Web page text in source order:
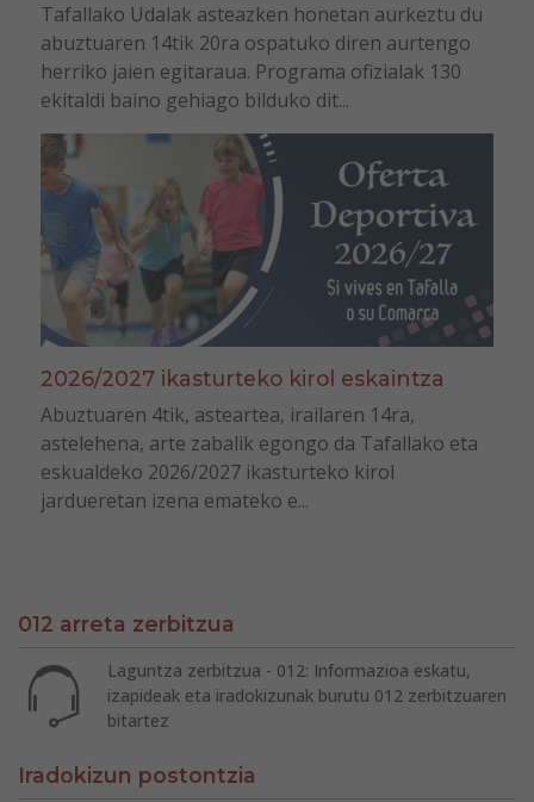
Tafallako Udalak asteazken honetan aurkeztu du
abuztuaren 14tik 20ra ospatuko diren aurtengo
herriko jaien egitaraua. Programa ofizialak 130
ekitaldi baino gehiago bilduko dit...
2026/2027 ikasturteko kirol eskaintza
Abuztuaren 4tik, asteartea, irailaren 14ra,
astelehena, arte zabalik egongo da Tafallako eta
eskualdeko 2026/2027 ikasturteko kirol
jardueretan izena emateko e...
012 arreta zerbitzua
Laguntza zerbitzua - 012: Informazioa eskatu,
izapideak eta iradokizunak burutu 012 zerbitzuaren
bitartez
Iradokizun postontzia